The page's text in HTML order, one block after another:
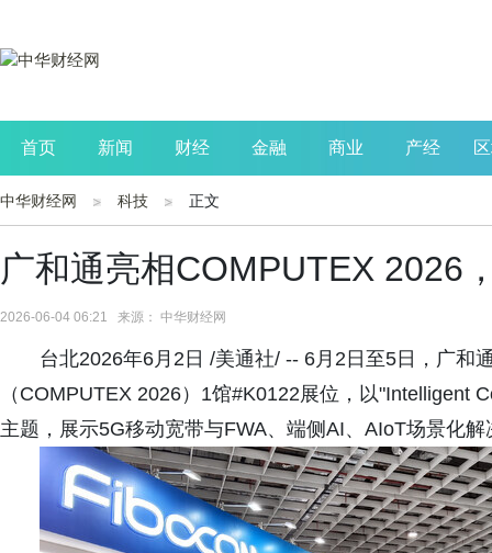
首页 新闻 财经 金融 商业 产经
公司 生活 读书
中华财经网 科技 正文
广和通亮相COMPUTEX 2026
2026-06-04 06:21 来源： 中华财经网
台北2026年6月2日 /美通社/ -- 6月2日至5日，广和
（COMPUTEX 2026）1馆#K0122展位，以"Intelligent
主题，展示5G移动宽带与FWA、端侧AI、AIoT场景化